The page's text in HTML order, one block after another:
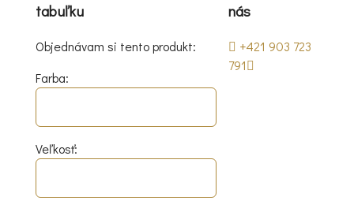
tabuľku
Objednávam si tento produkt:
Farba:
Veľkosť:
nás
+421 903 723
791